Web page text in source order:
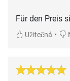
Für den Preis
Užitečná •